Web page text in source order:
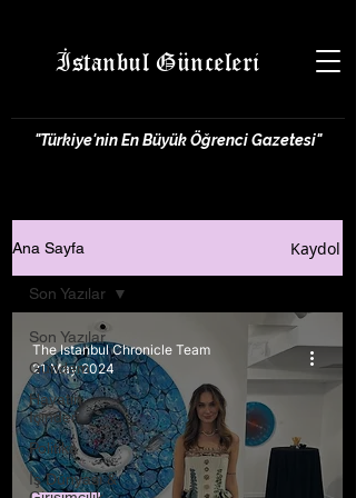
İstanbul Günceleri
"Türkiye'nin En Büyük Öğrenci Gazetesi"
Ana Sayfa Kaydol
Son Yazılar
Gündem
Hayatın
İçinden
Politika
İş Dünyası &
Son Yazılar
The Istanbul Chronicle Team
21 May 2024